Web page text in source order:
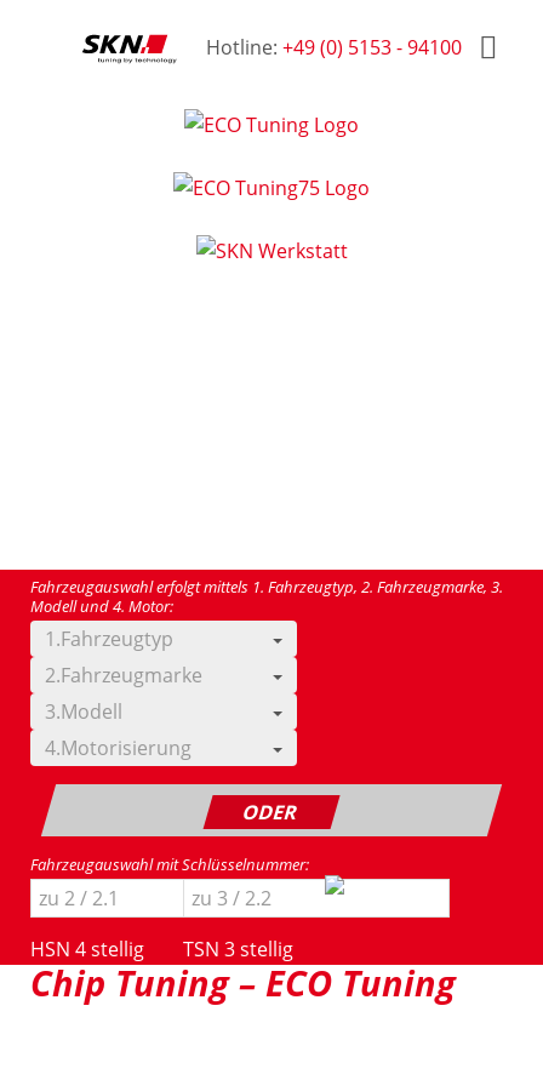
Hotline:+49 (0) 5153 - 94100
Fahrzeugauswahl erfolgt mittels 1. Fahrzeugtyp, 2. Fahrzeugmarke, 3.
Modell und 4. Motor:
1.Fahrzeugtyp
2.Fahrzeugmarke
3.Modell
4.Motorisierung
ODER
Fahrzeugauswahl mit Schlüsselnummer:
HSN 4 stellig TSN 3 stellig
Chip Tuning – ECO Tuning